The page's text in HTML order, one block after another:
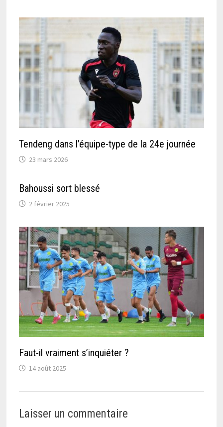
Tendeng dans l’équipe-type de la 24e journée
23 mars 2026
Bahoussi sort blessé
2 février 2025
Faut-il vraiment s’inquiéter ?
14 août 2025
Laisser un commentaire